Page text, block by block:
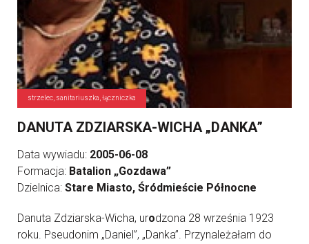
strzelec, sanitariuszka, łączniczka
DANUTA ZDZIARSKA-WICHA „DANKA”
Data wywiadu: 2005-06-08
Formacja: Batalion „Gozdawa”
Dzielnica: Stare Miasto, Śródmieście Północne
Danuta Zdziarska-Wicha, urodzona 28 września 1923
roku. Pseudonim „Daniel”, „Danka”. Przynależałam do